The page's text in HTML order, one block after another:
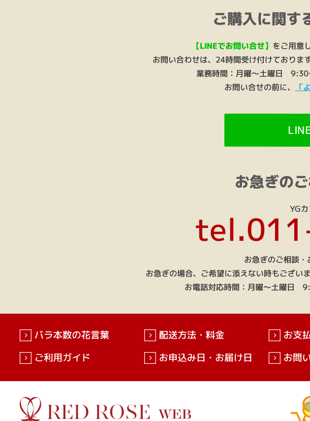
ご購入に関す
【LINEでお問い合せ】 をご用意
お問い合わせは、24時間受け付けておりま
業務時間：月曜～土曜日 9:30
お問い合せの前に、 「
お急ぎの
YG
お急ぎのご相談・
お急ぎの場合、ご希望に添えない時もござい
お電話対応時間：月曜～土曜日
バラ本数の花言葉 配送方法・料金 お支
ご利用ガイド
お申込み日・お届け日 お問